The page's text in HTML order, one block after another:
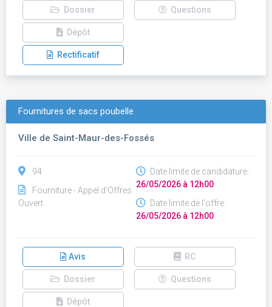
Dossier Questions
Dépôt
Rectificatif
Fournitures de sacs poubelle
Ville de Saint-Maur-des-Fossés
94
Fourniture - Appel d'Offres
Ouvert
Date limite de candidature :
26/05/2026 à 12h00
Date limite de l'offre :
26/05/2026 à 12h00
Avis RC
Dossier Questions
Dépôt